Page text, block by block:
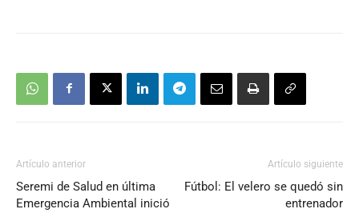
Artículo anterior
Seremi de Salud en última
Emergencia Ambiental inició
Artículo siguiente
Fútbol: El velero se quedó sin
entrenador